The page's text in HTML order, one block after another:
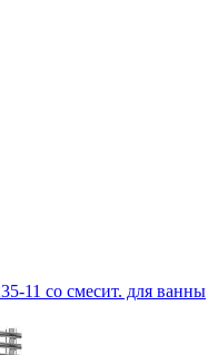
11 со смесит. для ванны